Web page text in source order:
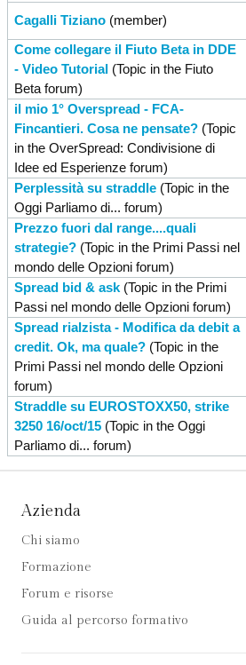
Cagalli Tiziano (member)
Come collegare il Fiuto Beta in DDE
- Video Tutorial (Topic in the Fiuto
Beta forum)
il mio 1° Overspread - FCA-
Fincantieri. Cosa ne pensate? (Topic
in the OverSpread: Condivisione di
Idee ed Esperienze forum)
Perplessità su straddle (Topic in the
Oggi Parliamo di... forum)
Prezzo fuori dal range....quali
strategie? (Topic in the Primi Passi nel
mondo delle Opzioni forum)
Spread bid & ask (Topic in the Primi
Passi nel mondo delle Opzioni forum)
Spread rialzista - Modifica da debit a
credit. Ok, ma quale? (Topic in the
Primi Passi nel mondo delle Opzioni
forum)
Straddle su EUROSTOXX50, strike
3250 16/oct/15 (Topic in the Oggi
Parliamo di... forum)
Azienda
Chi siamo
Formazione
Forum e risorse
Guida al percorso formativo